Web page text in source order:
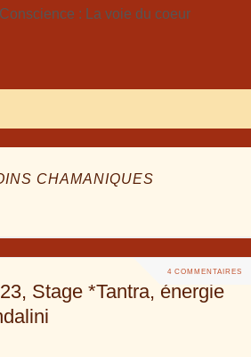
CHAMANIQUES
4 COMMENTAIRES
Stage *Tantra, énergie